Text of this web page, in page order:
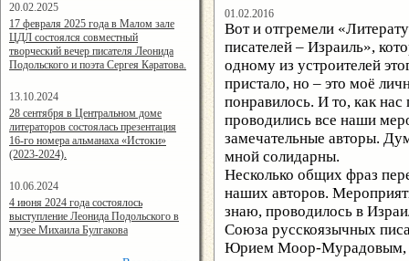
20.02.2025
14:24:00
17 февраля 2025 года в Малом зале
ЦДЛ состоялся совместный
творческий вечер писателя Леонида
Подольского и поэта Сергея Каратова.
13.10.2024
14:08:11
28 сентября в Центральном доме
литераторов состоялась презентация
16-го номера альманаха «Истоки»
(2023-2024).
10.06.2024
15:02:44
4 июня 2024 года состоялось
выступление Леонида Подольского в
музее Михаила Булгакова
01.02.2016
Вот и отгремели
писателей – Израиль»,
одному из устроителей
пристало, но – это моё
понравилось. И то, как
проводились все наши
замечательные авторы.
мной солидарны.
Несколько общих фраз
наших авторов.
знаю, проводилось в
Союза русскоязычных
Юрием Моор-Мурадовым,